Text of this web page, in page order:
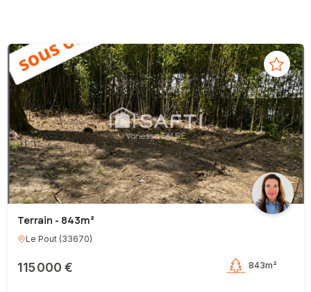
Terrain - 843m²
Le Pout(33670)
115 000 € 843m²